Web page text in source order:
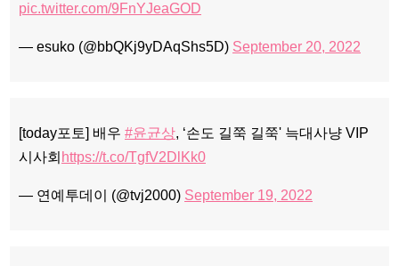
pic.twitter.com/9FnYJeaGOD
— esuko (@bbQKj9yDAqShs5D) September 20, 2022
[today포토] 배우 #윤균상, ‘손도 길쭉 길쭉' 늑대사냥 VIP
시사회 https://t.co/TgfV2DlKk0
— 연예투데이 (@tvj2000) September 19, 2022